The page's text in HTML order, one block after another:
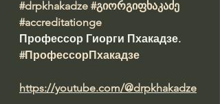
#drpkhakadze #გიორგიფხაკაძე
#accreditationge
Профессор Гиорги Пхакадзе.
#ПрофессорПхакадзе
https://youtube.com/@drpkhakadze